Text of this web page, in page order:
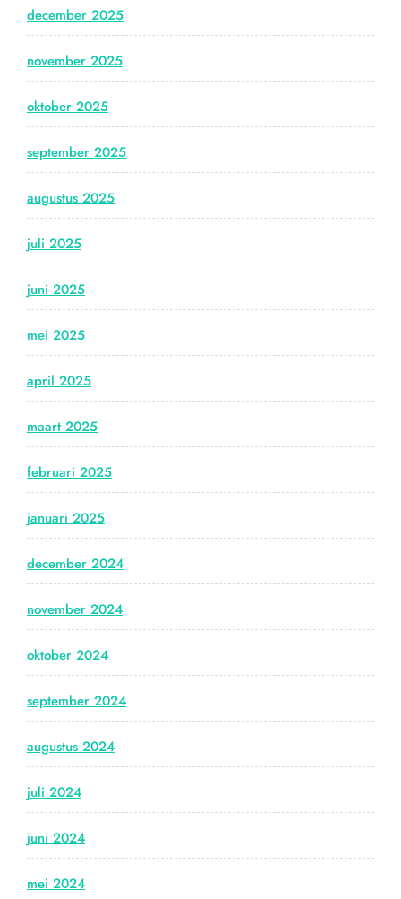
december 2025
november 2025
oktober 2025
september 2025
augustus 2025
juli 2025
juni 2025
mei 2025
april 2025
maart 2025
februari 2025
januari 2025
december 2024
november 2024
oktober 2024
september 2024
augustus 2024
juli 2024
juni 2024
mei 2024